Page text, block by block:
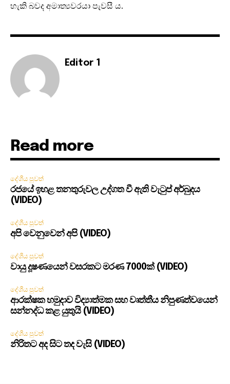
හැකි බවද අමාත්‍යවරයා පැවසී ය.
Editor 1
Read more
දේශීය පුවත්
රජයේ ඉහළ තනතුරුවල උද්ගත වී ඇති වැටුප් අර්බුදය
(VIDEO)
දේශීය පුවත්
අපි වෙනුවෙන් අපි (VIDEO)
දේශීය පුවත්
වායු දූෂණයෙන් වසරකට මරණ 7000ක් (VIDEO)
දේශීය පුවත්
ආරක්ෂක හමුදාව විද්‍යාත්මක සහ වෘත්තීය නිපුණත්වයෙන්
සන්නද්ධ කළ යුතුයි (VIDEO)
දේශීය පුවත්
නිරිතට අද සිට තද වැසි (VIDEO)